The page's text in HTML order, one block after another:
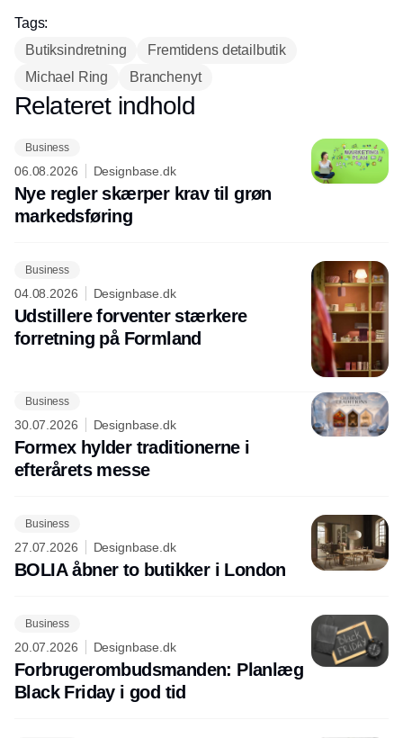
Tags:
Butiksindretning
Fremtidens detailbutik
Michael Ring
Branchenyt
Annonce
Relateret indhold
Business
06.08.2026 Designbase.dk
Nye regler skærper krav til grøn
markedsføring
Business
04.08.2026 Designbase.dk
Udstillere forventer stærkere
forretning på Formland
Business
30.07.2026 Designbase.dk
Formex hylder traditionerne i
efterårets messe
Business
27.07.2026 Designbase.dk
BOLIA åbner to butikker i London
Business
20.07.2026 Designbase.dk
Forbrugerombudsmanden: Planlæg
Black Friday i god tid